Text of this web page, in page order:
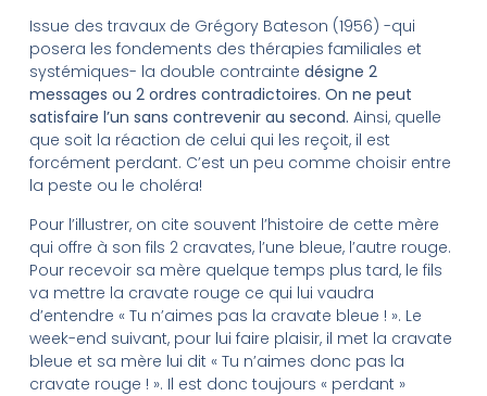
Issue des travaux de Grégory Bateson (1956) -qui
posera les fondements des thérapies familiales et
systémiques- la double contrainte désigne 2
messages ou 2 ordres contradictoires. On ne peut
satisfaire l’un sans contrevenir au second. Ainsi, quelle
que soit la réaction de celui qui les reçoit, il est
forcément perdant. C’est un peu comme choisir entre
la peste ou le choléra!
Pour l’illustrer, on cite souvent l’histoire de cette mère
qui offre à son fils 2 cravates, l’une bleue, l’autre rouge.
Pour recevoir sa mère quelque temps plus tard, le fils
va mettre la cravate rouge ce qui lui vaudra
d’entendre « Tu n’aimes pas la cravate bleue ! ». Le
week-end suivant, pour lui faire plaisir, il met la cravate
bleue et sa mère lui dit « Tu n’aimes donc pas la
cravate rouge ! ». Il est donc toujours « perdant »